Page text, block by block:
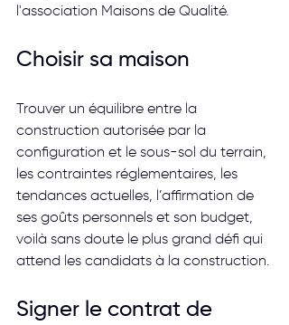
l'association Maisons de Qualité.
Choisir sa maison
Trouver un équilibre entre la
construction autorisée par la
configuration et le sous-sol du terrain,
les contraintes réglementaires, les
tendances actuelles, l’affirmation de
ses goûts personnels et son budget,
voilà sans doute le plus grand défi qui
attend les candidats à la construction.
Signer le contrat de